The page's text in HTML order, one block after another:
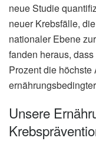
neue Studie
neuer Krebsfälle,
nationaler Ebene
fanden heraus,
Prozent die
ernährungsbedingter
Unsere